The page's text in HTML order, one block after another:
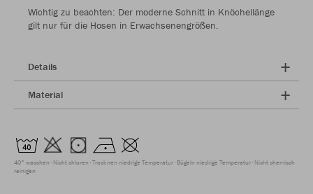
Wichtig zu beachten: Der moderne Schnitt in Knöchellänge
gilt nur für die Hosen in Erwachsenengrößen.
Details
Material
40° waschen Nicht chloren Trocknen niedrige Temperatur Bügeln niedrige Temperatur Nicht chemisch
reinigen